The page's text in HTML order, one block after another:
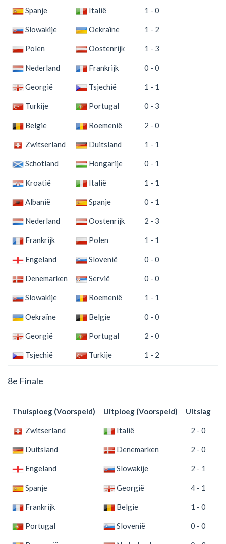
Spanje Italië 1 - 0
Slowakije Oekraïne 1 - 2
Polen Oostenrijk 1 - 3
Nederland Frankrijk 0 - 0
Georgië Tsjechië 1 - 1
Turkije Portugal 0 - 3
Belgie Roemenië 2 - 0
Zwitserland Duitsland 1 - 1
Schotland Hongarije 0 - 1
Kroatië Italië 1 - 1
Albanië Spanje 0 - 1
Nederland Oostenrijk 2 - 3
Frankrijk Polen 1 - 1
Engeland Slovenië 0 - 0
Denemarken Servië 0 - 0
Slowakije Roemenië 1 - 1
Oekraïne Belgie 0 - 0
Georgië Portugal 2 - 0
Tsjechië Turkije 1 - 2
8e Finale
Thuisploeg (Voorspeld) Uitploeg (Voorspeld) Uitslag
Zwitserland Italië 2 - 0
Duitsland Denemarken 2 - 0
Engeland Slowakije 2 - 1
Spanje Georgië 4 - 1
Frankrijk Belgie 1 - 0
Portugal Slovenië 0 - 0